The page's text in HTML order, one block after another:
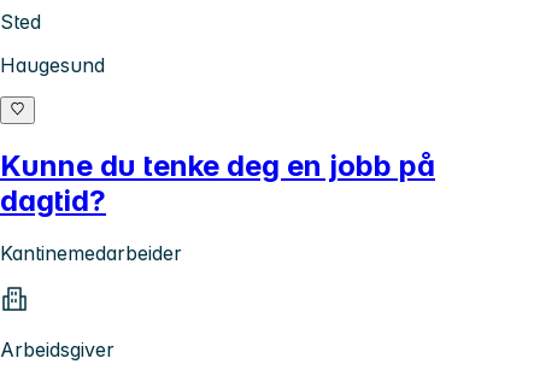
Sted
Haugesund
Kunne du tenke deg en jobb på
dagtid?
Kantinemedarbeider
Arbeidsgiver